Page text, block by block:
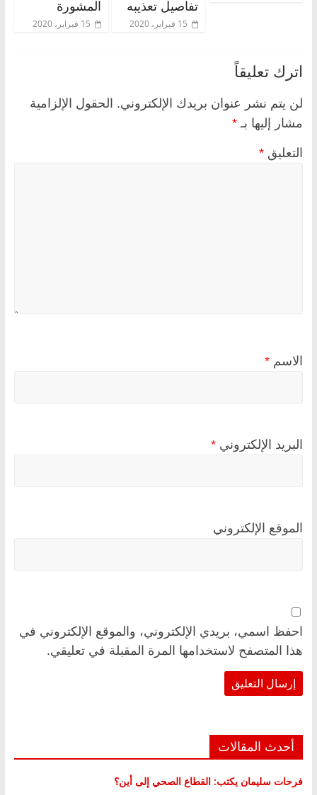
تفاصيل تعذيبه
15 فبراير، 2020
المشورة
15 فبراير، 2020
اترك تعليقاً
لن يتم نشر عنوان بريدك الإلكتروني. الحقول الإلزامية
مشار إليها بـ *
التعليق *
الاسم *
البريد الإلكتروني *
الموقع الإلكتروني
احفظ اسمي، بريدي الإلكتروني، والموقع الإلكتروني في
هذا المتصفح لاستخدامها المرة المقبلة في تعليقي.
أحدث المقالات
فرحات سليمان يكتب: القطاع الصحي إلى أين؟